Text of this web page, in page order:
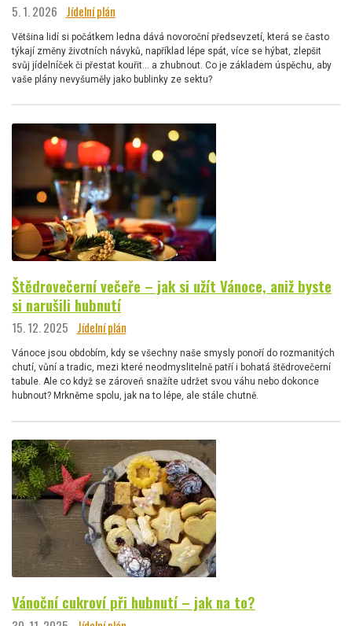
5. 1. 2026 Jídelní plán
Většina lidí si počátkem ledna dává novoroční předsevzetí, která se často
týkají změny životních návyků, například lépe spát, více se hýbat, zlepšit
svůj jídelníček či přestat kouřit… a zhubnout. Co je základem úspěchu, aby
vaše plány nevyšuměly jako bublinky ze sektu?
Štědrovečerní večeře – jak si užít Vánoce, aniž byste
si narušili hubnutí
15. 12. 2025 Jídelní plán
Vánoce jsou obdobím, kdy se všechny naše smysly ponoří do rozmanitých
chutí, vůní a tradic, mezi které neodmyslitelně patří i bohatá štědrovečerní
tabule. Ale co když se zároveň snažíte udržet svou váhu nebo dokonce
hubnout? Mrkněme spolu, jak na to lépe, ale stále chutně.
Vánoční cukroví při hubnutí – jak na to?